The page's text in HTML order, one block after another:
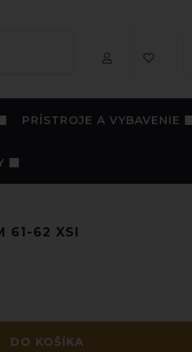
PRÍSTROJE A VYBAVENIE
61-62 XSI
DO KOŠÍKA